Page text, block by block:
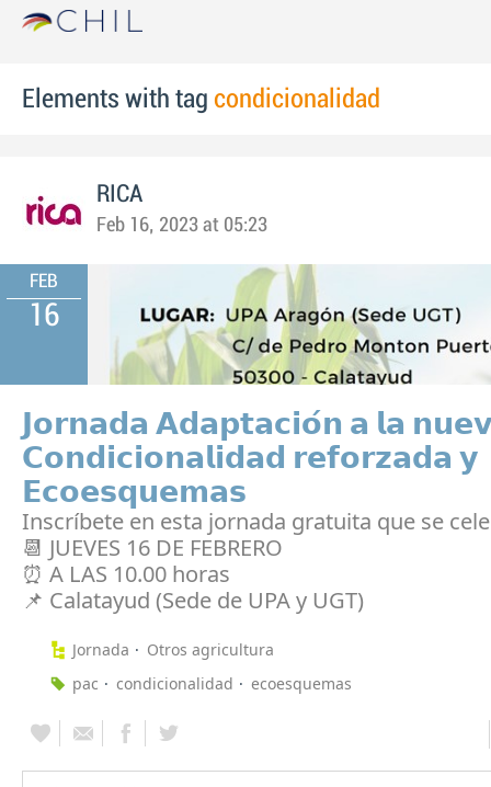
Elements with tag condicionalidad
RICA
Feb 16, 2023 at 05:23
FEB
16
𝗝𝗼𝗿𝗻𝗮𝗱𝗮 𝗔𝗱𝗮𝗽𝘁𝗮𝗰𝗶𝗼́𝗻 𝗮 𝗹𝗮
𝗖𝗼𝗻𝗱𝗶𝗰𝗶𝗼𝗻𝗮𝗹𝗶𝗱𝗮𝗱 𝗿𝗲𝗳𝗼𝗿𝘇𝗮𝗱𝗮 𝘆
𝗘𝗰𝗼𝗲𝘀𝗾𝘂𝗲𝗺𝗮𝘀
Inscríbete en esta jornada gratuita que se
📆 JUEVES 16 DE FEBRERO
⏰ A LAS 10.00 horas
📌 Calatayud (Sede de UPA y UGT)
Jornada
Otros agricultura
pac
condicionalidad ecoesquemas